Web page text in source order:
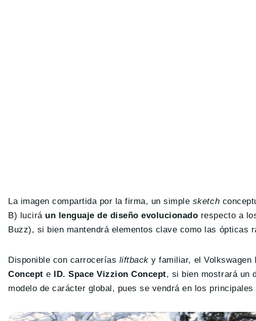
La imagen compartida por la firma, un simple sketch
B) lucirá un lenguaje de diseño evolucionado respecto a
Buzz), si bien mantendrá elementos clave como las ópticas
Disponible con carrocerías liftback y familiar, el
Concept e ID. Space Vizzion Concept, si bien mostrará un
modelo de carácter global, pues se vendrá en los